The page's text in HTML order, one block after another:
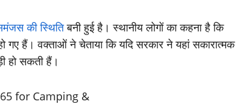
की स्थितिबनी हुई है। स्थानीय लोगों का कहना है कि
गए हैं। वक्ताओं ने चेताया कि यदि सरकार ने यहां सकारात्मक
हो सकती हैं।